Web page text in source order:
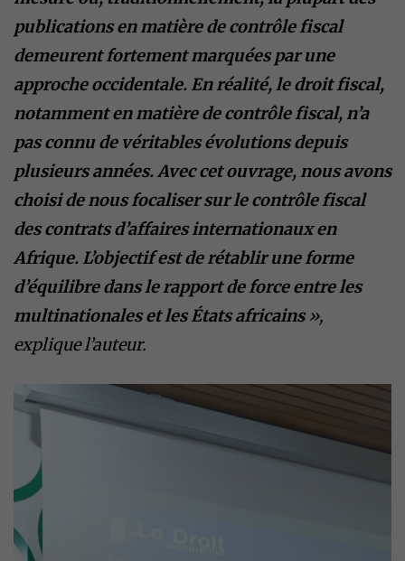
publications en matière de contrôle fiscal
demeurent fortement marquées par une
approche occidentale. En réalité, le droit fiscal,
notamment en matière de contrôle fiscal, n’a
pas connu de véritables évolutions depuis
plusieurs années. Avec cet ouvrage, nous avons
choisi de nous focaliser sur le contrôle fiscal
des contrats d’affaires internationaux en
Afrique. L’objectif est de rétablir une forme
d’équilibre dans le rapport de force entre les
multinationales et les États africains»,
explique l’auteur.